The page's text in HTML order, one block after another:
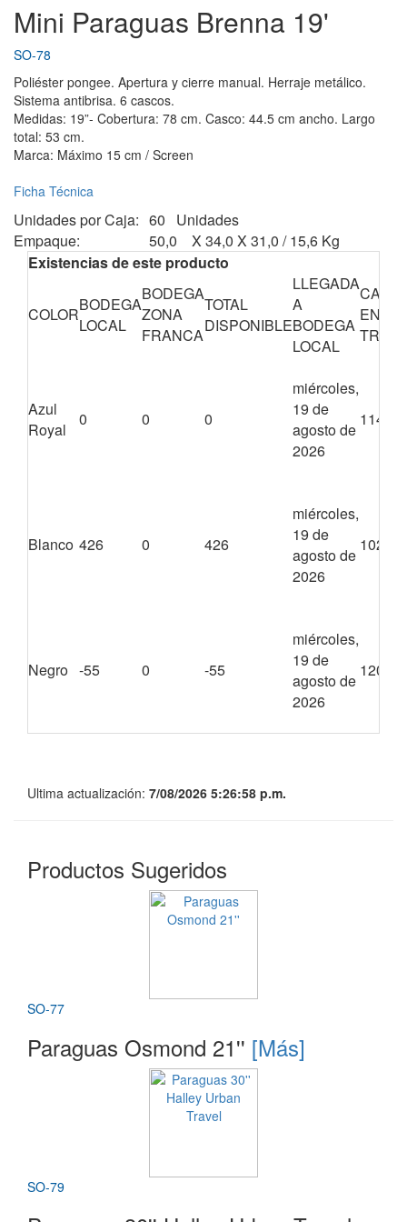
Mini Paraguas Brenna 19'
SO-78
Poliéster pongee. Apertura y cierre manual. Herraje metálico.
Sistema antibrisa. 6 cascos.
Medidas: 19”- Cobertura: 78 cm. Casco: 44.5 cm ancho. Largo
total: 53 cm.
Marca: Máximo 15 cm / Screen
Ficha Técnica
Unidades por Caja: 60 Unidades
Empaque:
50,0 X 34,0 X 31,0 / 15,6 Kg
Existencias de este producto
COLORBODEGA
LOCAL
BODEGA
ZONA
FRANCA
TOTAL
DISPONIBLE
LLEGADA
A
BODEGA
LOCAL
EN
Azul
Royal
0 0 0
miércoles,
19 de
agosto de
2026
1140
Blanco 426 0 426
miércoles,
19 de
agosto de
2026
1020
Negro -55 0 -55
miércoles,
19 de
agosto de
2026
1200
Ultima actualización: 7/08/2026 5:26:58 p.m.
Productos Sugeridos
SO-77
Paraguas Osmond 21'' [Más]
SO-79